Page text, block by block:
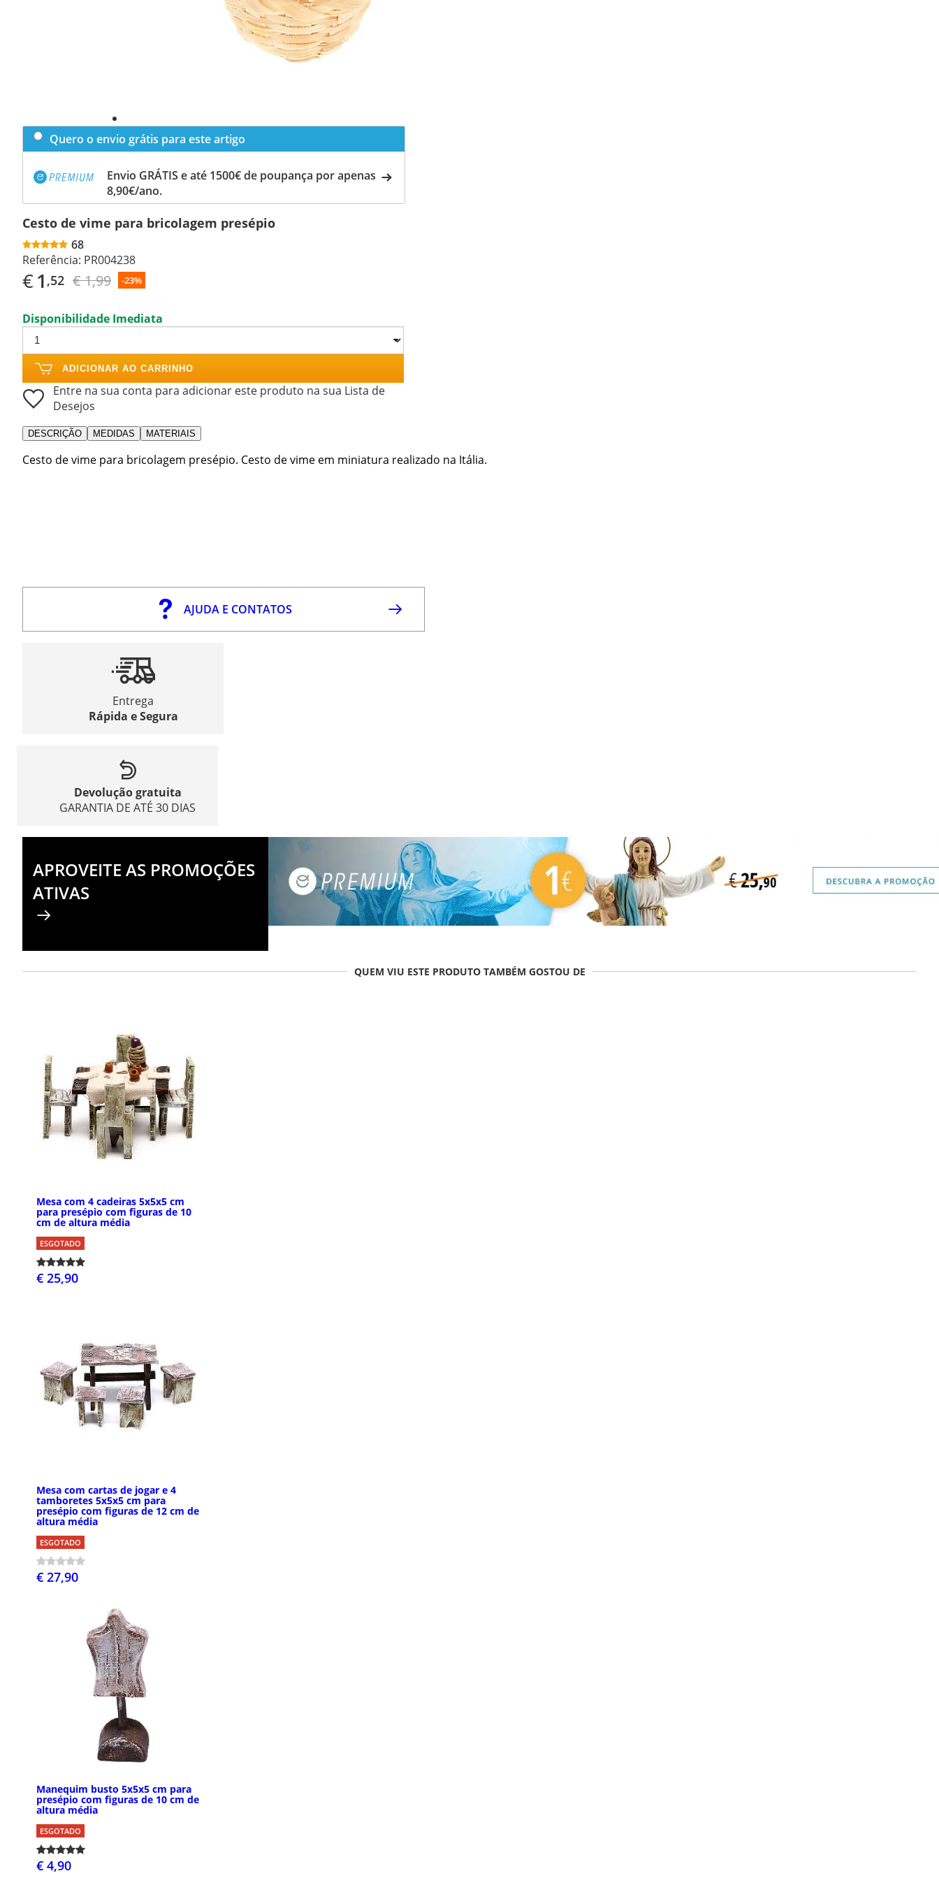
Quero o envio grátis para este artigo
Envio GRÁTIS e até 1500€ de poupança por apenas
8,90€/ano.
Cesto de vime para bricolagem presépio
68
Referência: PR004238
€1 ,52 € 1,99 -23%
Disponibilidade Imediata
ADICIONAR AO CARRINHO
Entre na sua conta para adicionar este produto na sua Lista de
Desejos
DESCRIÇÃO MEDIDAS MATERIAIS
Cesto de vime para bricolagem presépio. Cesto de vime em miniatura realizado na Itália.
AJUDA E CONTATOS
Entrega
Rápida e Segura
Devolução gratuita
GARANTIA DE ATÉ 30 DIAS
APROVEITE AS PROMOÇÕES
ATIVAS
QUEM VIU ESTE PRODUTO TAMBÉM GOSTOU DE
Mesa com 4 cadeiras 5x5x5 cm
para presépio com figuras de 10
cm de altura média
ESGOTADO
€ 25,90
Mesa com cartas de jogar e 4
tamboretes 5x5x5 cm para
presépio com figuras de 12 cm de
altura média
ESGOTADO
€ 27,90
Manequim busto 5x5x5 cm para
presépio com figuras de 10 cm de
altura média
ESGOTADO
€ 4,90